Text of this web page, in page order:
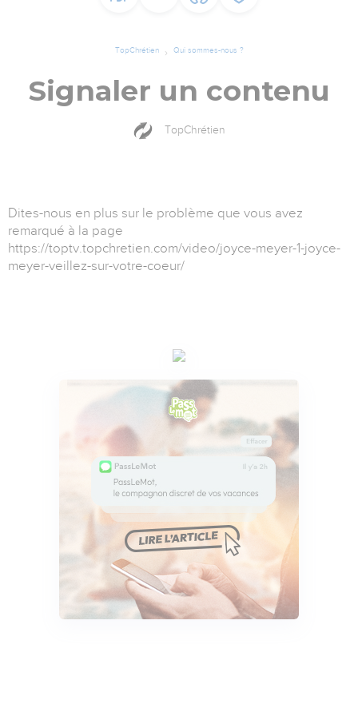
TopChrétien Qui sommes-nous ?
Signaler un contenu
TopChrétien
Dites-nous en plus sur le problème que vous avez
remarqué à la page
https://toptv.topchretien.com/video/joyce-meyer-1-joyce-
meyer-veillez-sur-votre-coeur/